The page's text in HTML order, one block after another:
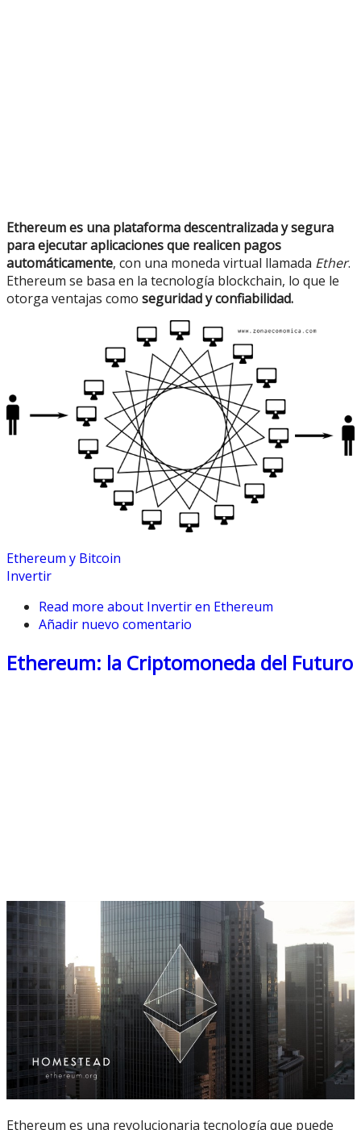
Ethereum es una plataforma descentralizada y segura
para ejecutar aplicaciones que realicen pagos
automáticamente, con una moneda virtual llamada Ether.
Ethereum se basa en la tecnología blockchain, lo que le
otorga ventajas como seguridad y confiabilidad.
Ethereum y Bitcoin
Invertir
Read more about Invertir en Ethereum
Añadir nuevo comentario
Ethereum: la Criptomoneda del Futuro
Ethereum es una revolucionaria tecnología que puede